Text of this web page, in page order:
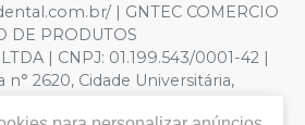
| GNTEC COMERCIO
DE PRODUTOS
| CNPJ: 01.199.543/0001-42 |
n° 2620, Cidade Universitária,